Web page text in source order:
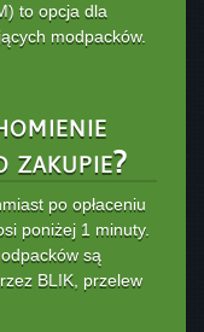
to opcja dla
modpacków.
po opłaceniu
poniżej 1 minuty.
są
BLIK, przelew